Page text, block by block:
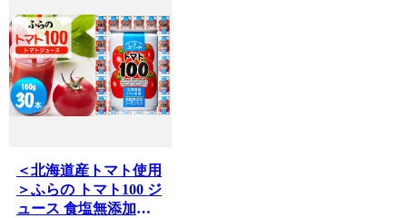
＜北海道産トマト使用
＞ふらの トマト100 ジ
ュース 食塩無添加